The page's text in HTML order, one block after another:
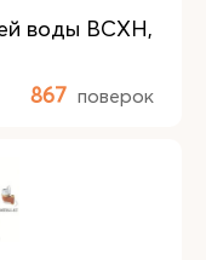
воды ВСХН,
867 поверок